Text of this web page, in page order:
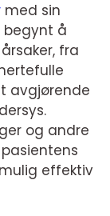
med sin
begynt å
fra
avgjørende
og andre
effektiv